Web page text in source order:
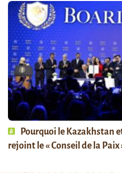
Pourquoi le Kazakhstan
rejoint le « Conseil de la Paix